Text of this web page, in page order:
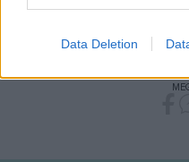
related to security,
Data Deletion